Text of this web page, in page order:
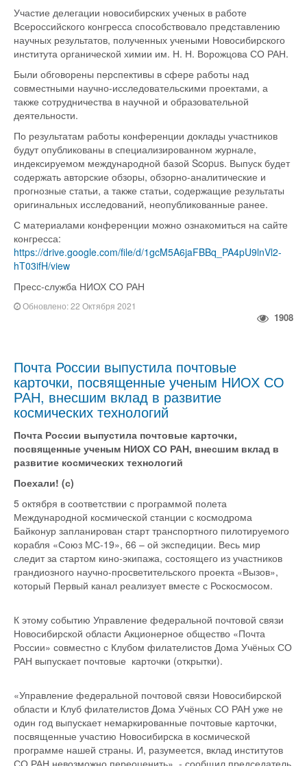
Участие делегации новосибирских ученых в работе
Всероссийского конгресса способствовало представлению
научных результатов, полученных учеными Новосибирского
института органической химии им. Н. Н. Ворожцова СО РАН.
Были обговорены перспективы в сфере работы над
совместными научно-исследовательскими проектами, а
также сотрудничества в научной и образовательной
деятельности.
По результатам работы конференции доклады участников
будут опубликованы в специализированном журнале,
индексируемом международной базой Scopus. Выпуск будет
содержать авторские обзоры, обзорно-аналитические и
прогнозные статьи, а также статьи, содержащие результаты
оригинальных исследований, неопубликованные ранее.
С материалами конференции можно ознакомиться на сайте
конгресса:
https://drive.google.com/file/d/1gcM5A6jaFBBq_PA4pU9lnVl2-
hT03ifH/view
Пресс-служба НИОХ СО РАН
Обновлено: 22 Октября 2021
1908
Почта России выпустила почтовые
карточки, посвященные ученым НИОХ СО
РАН, внесшим вклад в развитие
космических технологий
Почта России выпустила почтовые карточки,
посвященные ученым НИОХ СО РАН, внесшим вклад в
развитие космических технологий
Поехали! (с)
5 октября в соответствии с программой полета
Международной космической станции с космодрома
Байконур запланирован старт транспортного пилотируемого
корабля «Союз МС-19», 66 – ой экспедиции. Весь мир
следит за стартом кино-экипажа, состоящего из участников
грандиозного научно-просветительского проекта «Вызов»,
который Первый канал реализует вместе с Роскосмосом.
К этому событию Управление федеральной почтовой связи
Новосибирской области Акционерное общество «Почта
России» совместно с Клубом филателистов Дома Учёных СО
РАН выпускает почтовые карточки (открытки).
«Управление федеральной почтовой связи Новосибирской
области и Клуб филателистов Дома Учёных СО РАН уже не
один год выпускает немаркированные почтовые карточки,
посвященные участию Новосибирска в космической
программе нашей страны. И, разумеется, вклад институтов